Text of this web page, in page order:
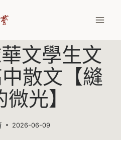
文學生文
散文【縫
光】
2026-06-09